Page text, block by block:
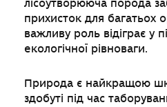
лісоутворююча порода
прихисток для багатьох
важливу роль відіграє у
екологічної рівноваги.
Природа є найкращою
здобуті під час